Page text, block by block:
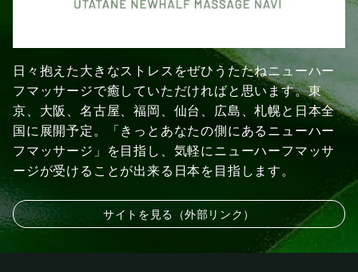
日々抱えた大きなストレスをぜひうたたねニューハー
フマッサージで癒していただければと思います。東
京、大阪、名古屋、福岡、仙台、広島、札幌と日本全
国に展開予定。「きっとあなたの側にあるニューハー
フマッサージ」を目指し、気軽にニューハーフマッサ
ージが受けることが出来る日本を目指します。
サイトを見る（外部リンク）